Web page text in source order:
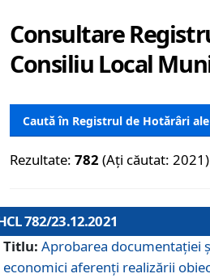
Consultare
Consiliu Local
Caută în Registrul de Hotărâri
Rezultate: 782 (Ați căutat: 2021)
782/23.12.2021
Titlu: Aprobarea documentației
economici aferenți realizării